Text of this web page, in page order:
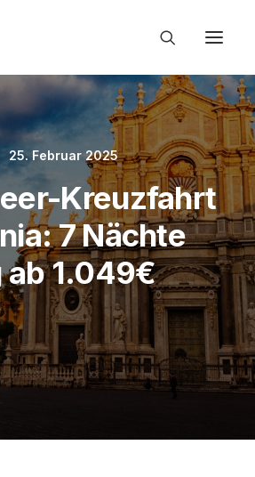
25. Februar 2025
Kreuzfahrt
7 Nächte
ab 1.049€